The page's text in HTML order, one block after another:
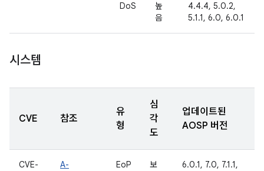
DoS
높
음
4.4.4, 5.0.2,
5.1.1, 6.0, 6.0.1
시스템
CVE 참조
유
형
심
각
도
업데이트된
AOSP 버전
CVE- A- EoP 보 6.0.1, 7.0, 7.1.1,